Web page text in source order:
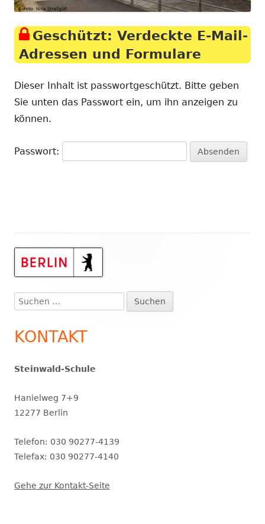
Geschützt: Verdeckte E-Mail-
Adressen und Formulare
Dieser Inhalt ist passwortgeschützt. Bitte geben
Sie unten das Passwort ein, um ihn anzeigen zu
können.
Passwort:
Haupt-
Suchen
nach:
KONTAKT
Steinwald-Schule
Hanielweg 7+9
12277 Berlin
Telefon: 030 90277-4139
Telefax: 030 90277-4140
Gehe zur Kontakt-Seite